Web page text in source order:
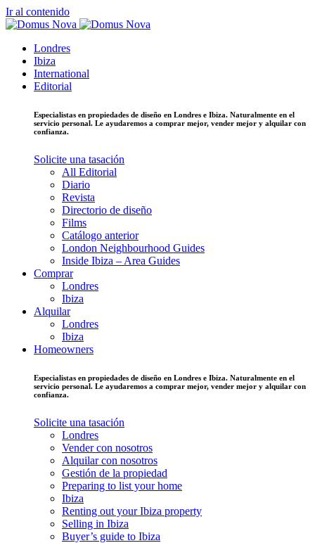
Ir al contenido
Londres
Ibiza
International
Editorial
Especialistas en propiedades de diseño en Londres e Ibiza. Naturalmente en el
servicio personal. Le ayudaremos a comprar mejor, vender mejor y alquilar con
confianza.
Solicite una tasación
All Editorial
Diario
Revista
Directorio de diseño
Films
Catálogo anterior
London Neighbourhood Guides
Inside Ibiza – Area Guides
Comprar
Londres
Ibiza
Alquilar
Londres
Ibiza
Homeowners
Especialistas en propiedades de diseño en Londres e Ibiza. Naturalmente en el
servicio personal. Le ayudaremos a comprar mejor, vender mejor y alquilar con
confianza.
Solicite una tasación
Londres
Vender con nosotros
Alquilar con nosotros
Gestión de la propiedad
Preparing to list your home
Ibiza
Renting out your Ibiza property
Selling in Ibiza
Buyer’s guide to Ibiza